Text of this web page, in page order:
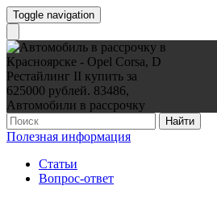
Toggle navigation
Найти
Полезная информация
Статьи
Вопрос-ответ